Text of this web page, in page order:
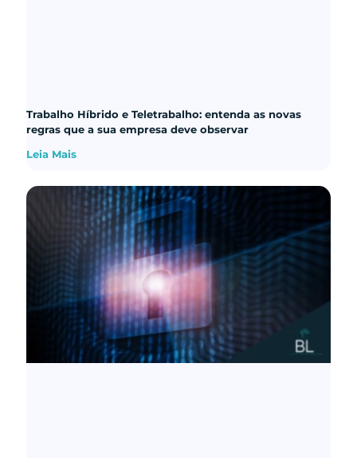
Trabalho Híbrido e Teletrabalho: entenda as novas
regras que a sua empresa deve observar
Leia Mais